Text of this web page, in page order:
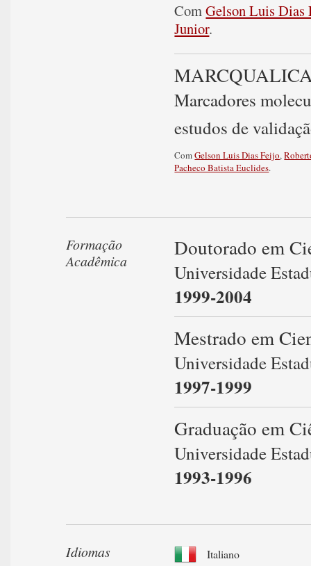
ComGelson Luis Dias
Junior.
Marcadores
estudos de
ComGelson Luis Dias Feijo,
Pacheco Batista Euclides.
Formação
Acadêmica
Doutorado em
Universidade
1999-2004
Mestrado em
Universidade
1997-1999
Graduação em
Universidade
1993-1996
Idiomas Italiano